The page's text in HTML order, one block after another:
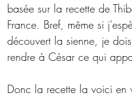
basée sur la recette de
France. Bref, même si
découvert la sienne, je
rendre à César ce qui
Donc la recette la voici en